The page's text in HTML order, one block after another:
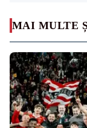
MAI MULTE